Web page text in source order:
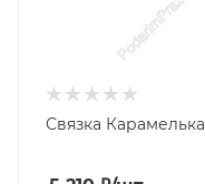
Связка Карамелька